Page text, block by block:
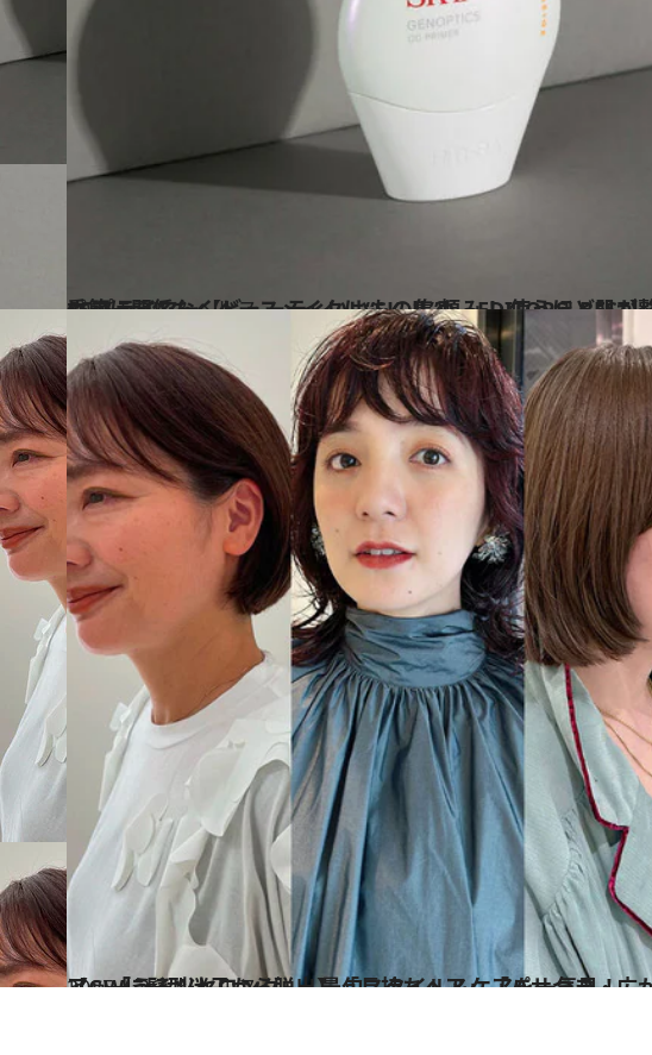
2025.5.22
季節に関係なくベースメイクは“SK-Ⅱ”頼み！ 使うほど肌が整う美白CCプライマー【ビューティいいもの集め EDITORS' BEST】
ビューティ＆ヘルス
2025.4.26
【GWに髪型迷子から脱出】「長持ちヘア」「パサつき・広がり解消ヘア」「うるツヤロング」…最旬スタイル＆ケアを一気見！
ビューティ＆ヘルス